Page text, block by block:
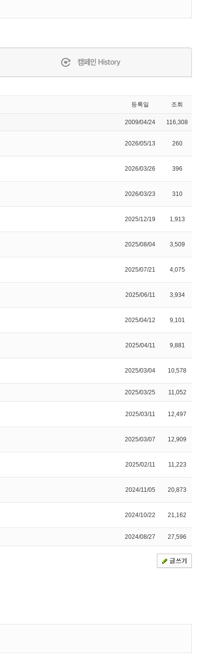
등록일 조회
2009/04/24 116,308
2026/05/13 260
2026/03/26 396
2026/03/23 310
2025/12/19 1,913
2025/08/04 3,509
2025/07/21 4,075
2025/06/11 3,934
2025/04/12 9,101
2025/04/11 9,881
2025/03/04 10,578
2025/03/25 11,052
2025/03/11 12,497
2025/03/07 12,909
2025/02/11 11,223
2024/11/05 20,873
2024/10/22 21,162
2024/08/27 27,596